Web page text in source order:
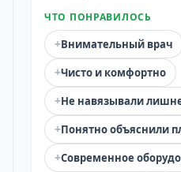
ЧТО ПОНРАВИЛОСЬ
+Внимательный врач
+Чисто и комфортно
+Не навязывали
+Понятно объяснили
+Современное